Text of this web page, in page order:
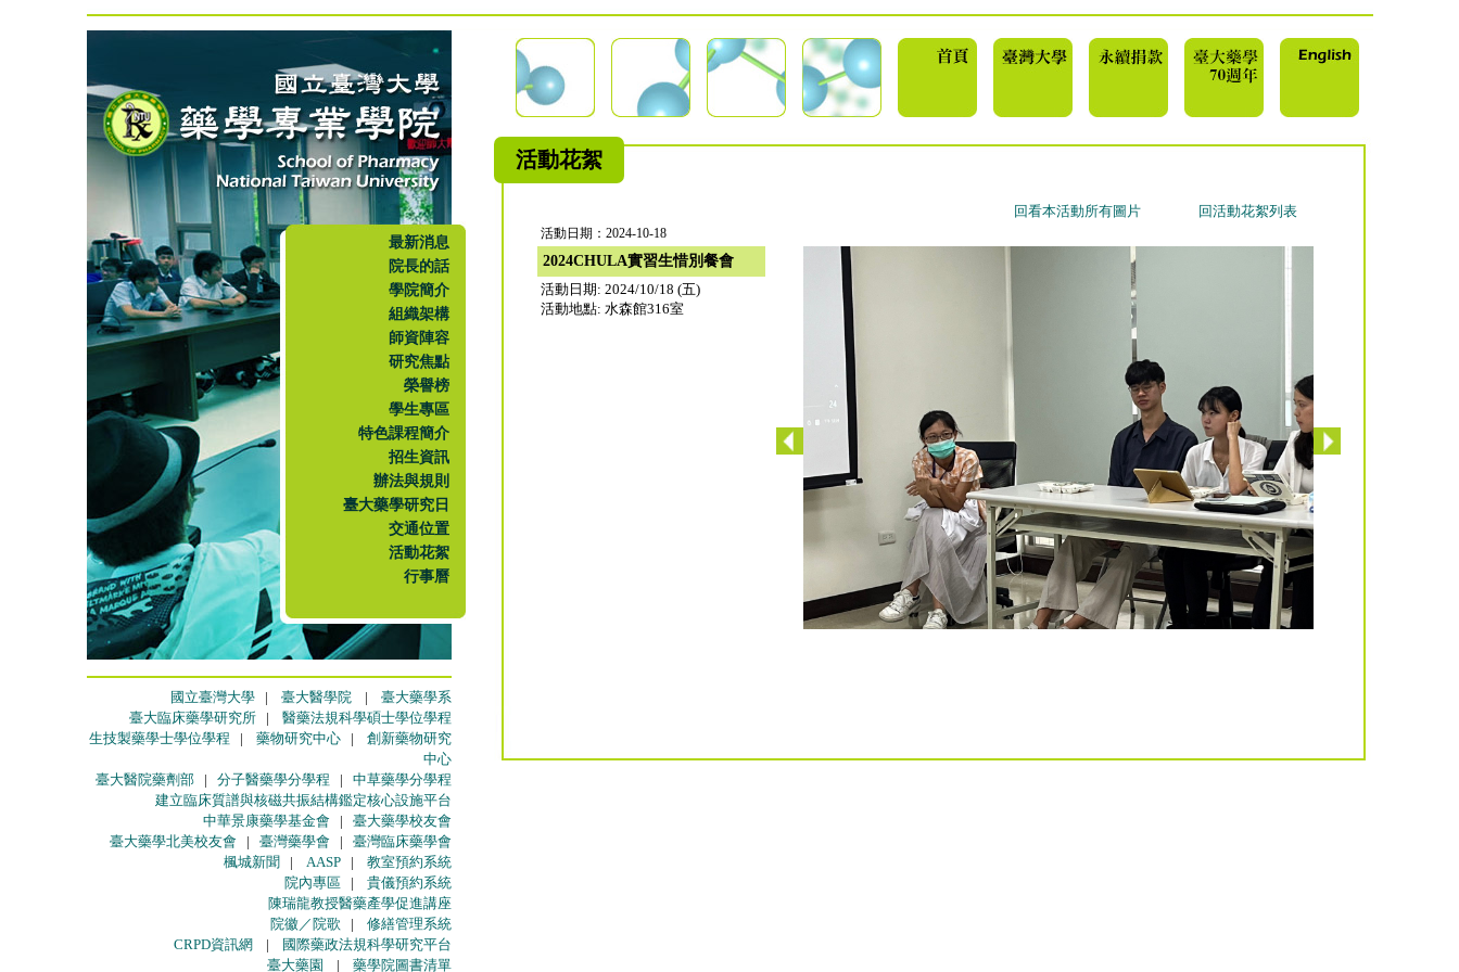
最新消息
院長的話
學院簡介
組織架構
師資陣容
研究焦點
榮譽榜
學生專區
特色課程簡介
招生資訊
辦法與規則
臺大藥學研究日
交通位置
活動花絮
行事曆
國立臺灣大學| 臺大醫學院| 臺大藥學系
臺大臨床藥學研究所| 醫藥法規科學碩士學位學程
生技製藥學士學位學程 | 藥物研究中心| 創新藥物研究
中心
臺大醫院藥劑部| 分子醫藥學分學程 | 中草藥學分學程
建立臨床質譜與核磁共振結構鑑定核心設施平台
中華景康藥學基金會| 臺大藥學校友會
臺大藥學北美校友會| 臺灣藥學會| 臺灣臨床藥學會
楓城新聞 | AASP| 教室預約系統
院內專區| 貴儀預約系統
陳瑞龍教授醫藥產學促進講座
院徽／院歌 | 修繕管理系統
CRPD資訊網 |
國際藥政法規科學研究平台
臺大藥園 | 藥學院圖書清單
活動花絮
回看本活動所有圖片 回活動花絮列表
活動日期：2024-10-18
2024CHULA實習生惜別餐會
活動日期: 2024/10/18 (五)
活動地點: 水森館316室